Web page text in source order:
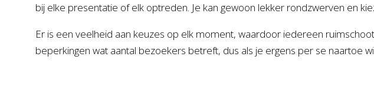
bij elke presentatie of elk optreden. Je kan gewoon lekker rondzwerven en
Er is een veelheid aan keuzes op elk moment, waardoor iedereen
beperkingen wat aantal bezoekers betreft, dus als je ergens per se naartoe